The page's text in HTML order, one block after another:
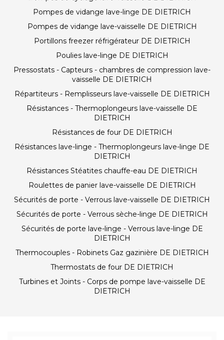
Pompes de vidange lave-linge DE DIETRICH
Pompes de vidange lave-vaisselle DE DIETRICH
Portillons freezer réfrigérateur DE DIETRICH
Poulies lave-linge DE DIETRICH
Pressostats - Capteurs - chambres de compression lave-
vaisselle DE DIETRICH
Répartiteurs - Remplisseurs lave-vaisselle DE DIETRICH
Résistances - Thermoplongeurs lave-vaisselle DE
DIETRICH
Résistances de four DE DIETRICH
Résistances lave-linge - Thermoplongeurs lave-linge DE
DIETRICH
Résistances Stéatites chauffe-eau DE DIETRICH
Roulettes de panier lave-vaisselle DE DIETRICH
Sécurités de porte - Verrous lave-vaisselle DE DIETRICH
Sécurités de porte - Verrous sèche-linge DE DIETRICH
Sécurités de porte lave-linge - Verrous lave-linge DE
DIETRICH
Thermocouples - Robinets Gaz gazinière DE DIETRICH
Thermostats de four DE DIETRICH
Turbines et Joints - Corps de pompe lave-vaisselle DE
DIETRICH